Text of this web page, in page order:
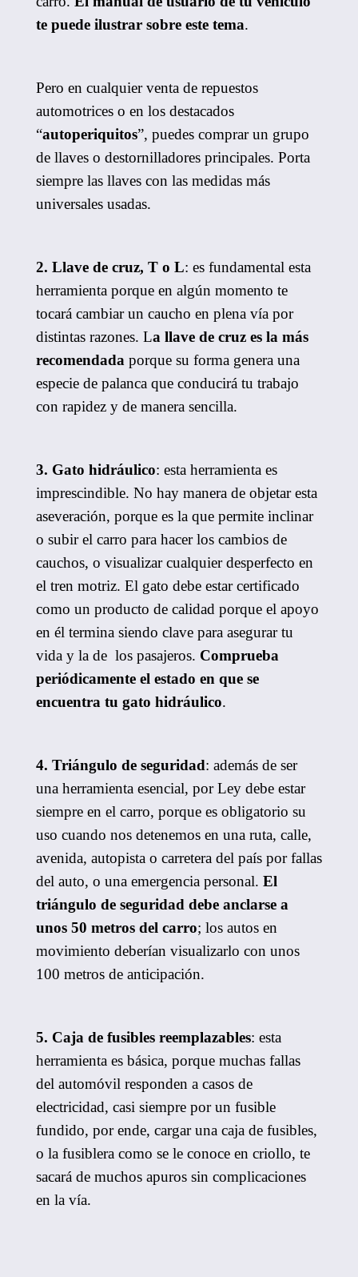
te puede ilustrar sobre este tema.
Pero en cualquier venta de repuestos
automotrices o en los destacados
“autoperiquitos”, puedes comprar un grupo
de llaves o destornilladores principales. Porta
siempre las llaves con las medidas más
universales usadas.
2. Llave de cruz, T o L: es fundamental esta
herramienta porque en algún momento te
tocará cambiar un caucho en plena vía por
distintas razones. La llave de cruz es la más
recomendada porque su forma genera una
especie de palanca que conducirá tu trabajo
con rapidez y de manera sencilla.
3. Gato hidráulico: esta herramienta es
imprescindible. No hay manera de objetar esta
aseveración, porque es la que permite inclinar
o subir el carro para hacer los cambios de
cauchos, o visualizar cualquier desperfecto en
el tren motriz. El gato debe estar certificado
como un producto de calidad porque el apoyo
en él termina siendo clave para asegurar tu
vida y la de los pasajeros. Comprueba
periódicamente el estado en que se
encuentra tu gato hidráulico.
4. Triángulo de seguridad: además de ser
una herramienta esencial, por Ley debe estar
siempre en el carro, porque es obligatorio su
uso cuando nos detenemos en una ruta, calle,
avenida, autopista o carretera del país por fallas
del auto, o una emergencia personal. El
triángulo de seguridad debe anclarse a
unos 50 metros del carro; los autos en
movimiento deberían visualizarlo con unos
100 metros de anticipación.
5. Caja de fusibles reemplazables: esta
herramienta es básica, porque muchas fallas
del automóvil responden a casos de
electricidad, casi siempre por un fusible
fundido, por ende, cargar una caja de fusibles,
o la fusiblera como se le conoce en criollo, te
sacará de muchos apuros sin complicaciones
en la vía.